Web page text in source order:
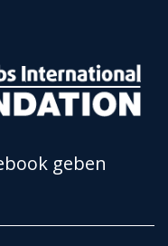
geben